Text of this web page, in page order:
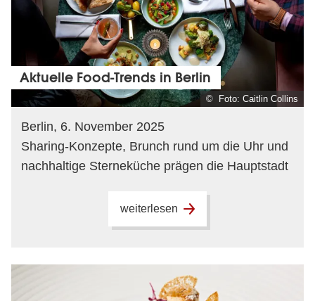
© Foto: Caitlin Collins
Aktuelle Food-Trends in Berlin
Berlin, 6. November 2025
Sharing-Konzepte, Brunch rund um die Uhr und
nachhaltige Sterneküche prägen die Hauptstadt
weiterlesen